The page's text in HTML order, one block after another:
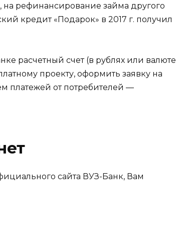
рефинансирование займа другого
кредит «Подарок» в 2017 г. получил
расчетный счет (в рублях или валюте
проекту, оформить заявку на
платежей от потребителей —
сайта ВУЗ-Банк, Вам